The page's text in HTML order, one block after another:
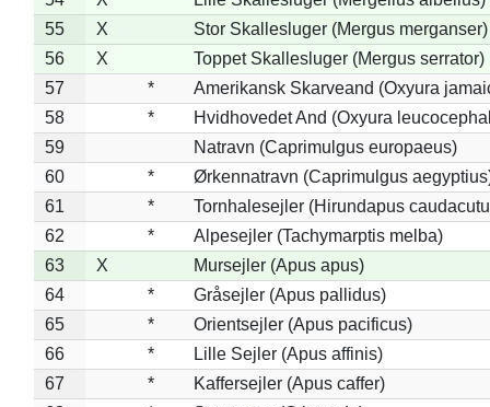
55
X
Stor Skallesluger (Mergus merganser)
56
X
Toppet Skallesluger (Mergus serrator)
57
*
Amerikansk Skarveand (Oxyura
58
*
Hvidhovedet And (Oxyura
59
Natravn (Caprimulgus europaeus)
60
*
Ørkennatravn (Caprimulgus
61
*
Tornhalesejler (Hirundapus
62
*
Alpesejler (Tachymarptis melba)
63
X
Mursejler (Apus apus)
64
*
Gråsejler (Apus pallidus)
65
*
Orientsejler (Apus pacificus)
66
*
Lille Sejler (Apus affinis)
67
*
Kaffersejler (Apus caffer)